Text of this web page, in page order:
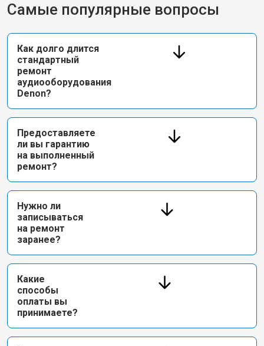
Самые популярные вопросы
Как долго длится
стандартный
ремонт
аудиооборудования
Denon?
Предоставляете
ли вы гарантию
на выполненный
ремонт?
Нужно ли
записываться
на ремонт
заранее?
Какие
способы
оплаты вы
принимаете?